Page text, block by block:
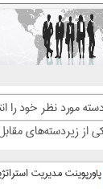
پاورپوینت مدیریت